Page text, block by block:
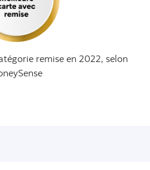
remise en 2022, selon